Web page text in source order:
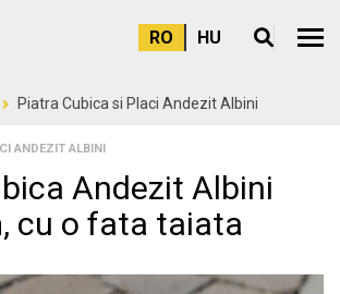
RO HU Meniu
Piatra Cubica si Placi Andezit Albini
ANDEZIT ALBINI
Andezit Albini
cu o fata taiata